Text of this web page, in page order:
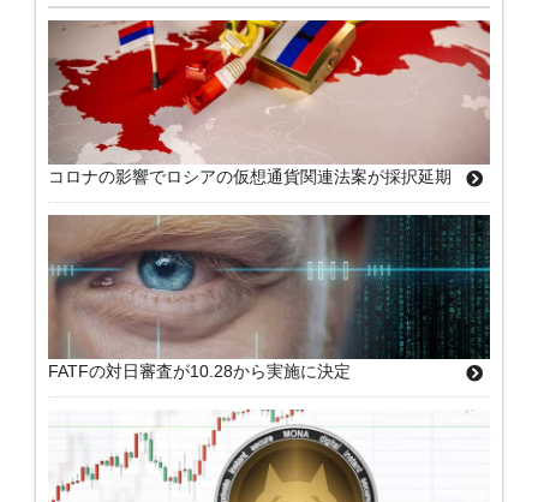
コロナの影響でロシアの仮想通貨関連法案が採択延期
FATFの対日審査が10.28から実施に決定